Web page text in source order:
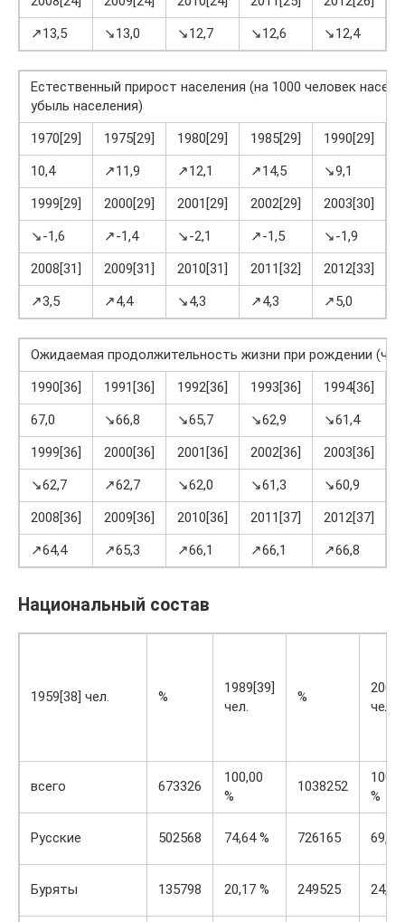
↗13,5
↘13,0 ↘12,7 ↘12,6 ↘12,4
Естественный прирост населения (на 1000 человек
убыль населения)
1970[29]
1975[29] 1980[29] 1985[29] 1990[29]
10,4
↗11,9 ↗12,1 ↗14,5 ↘9,1
1999[29]
2000[29] 2001[29] 2002[29] 2003[30]
↘-1,6
↗-1,4 ↘-2,1 ↗-1,5 ↘-1,9
2008[31]
2009[31] 2010[31] 2011[32] 2012[33]
↗3,5
↗4,4 ↘4,3 ↗4,3 ↗5,0
Ожидаемая продолжительность жизни при рождении
1990[36]
1991[36] 1992[36] 1993[36] 1994[36]
67,0
↘66,8 ↘65,7 ↘62,9 ↘61,4
1999[36]
2000[36] 2001[36] 2002[36] 2003[36]
↘62,7
↗62,7 ↘62,0 ↘61,3 ↘60,9
2008[36]
2009[36] 2010[36] 2011[37] 2012[37]
↗64,4
↗65,3 ↗66,1 ↗66,1 ↗66,8
Национальный состав
1959[38] чел. %
1989[39]
чел.
%
чел.
всего 673326
100,00
%
1038252
%
Русские 502568 74,64 % 726165 69,94
Буряты 135798 20,17 % 249525 24,03